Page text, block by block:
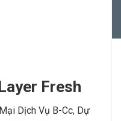
Fresh
Dịch Vụ B-Cc, Dự